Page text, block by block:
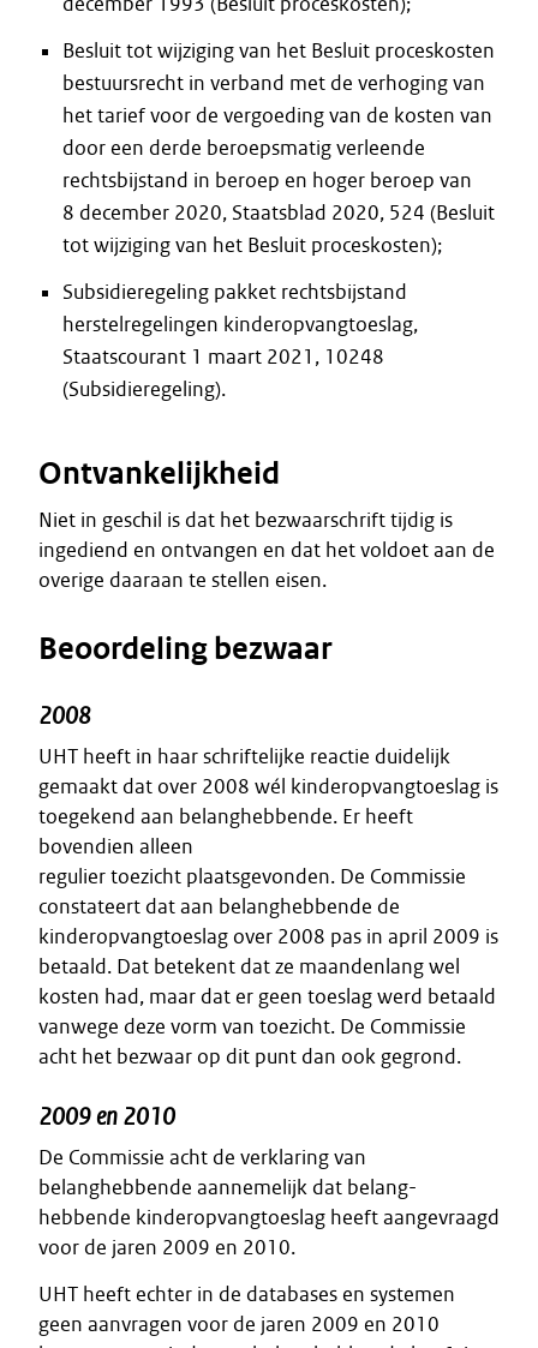
Besluit tot wijziging van het Besluit proceskosten
bestuursrecht in verband met de verhoging van
het tarief voor de vergoeding van de kosten van
door een derde beroepsmatig verleende
rechtsbijstand in beroep en hoger beroep van
8 december 2020, Staatsblad 2020, 524 (Besluit
tot wijziging van het Besluit proceskosten);
Subsidieregeling pakket rechtsbijstand
herstelregelingen kinderopvangtoeslag,
Staatscourant 1 maart 2021, 10248
(Subsidieregeling).
Ontvankelijkheid
Niet in geschil is dat het bezwaarschrift tijdig is
ingediend en ontvangen en dat het voldoet aan de
overige daaraan te stellen eisen.
Beoordeling bezwaar
2008
UHT heeft in haar schriftelijke reactie duidelijk
gemaakt dat over 2008 wél kinderopvangtoeslag is
toegekend aan belanghebbende. Er heeft
bovendien alleen
regulier toezicht plaatsgevonden. De Commissie
constateert dat aan belanghebbende de
kinderopvangtoeslag over 2008 pas in april 2009 is
betaald. Dat betekent dat ze maandenlang wel
kosten had, maar dat er geen toeslag werd betaald
vanwege deze vorm van toezicht. De Commissie
acht het bezwaar op dit punt dan ook gegrond.
2009 en 2010
De Commissie acht de verklaring van
belanghebbende aannemelijk dat belang-
hebbende kinderopvangtoeslag heeft aangevraagd
voor de jaren 2009 en 2010.
UHT heeft echter in de databases en systemen
geen aanvragen voor de jaren 2009 en 2010